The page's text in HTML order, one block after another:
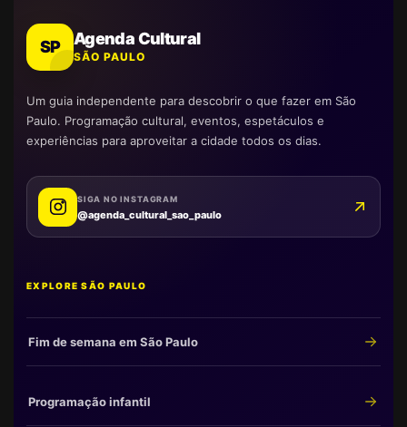
SP Agenda Cultural
SÃO PAULO
Um guia independente para descobrir o que fazer em São
Paulo. Programação cultural, eventos, espetáculos e
experiências para aproveitar a cidade todos os dias.
SIGA NO INSTAGRAM
@agenda_cultural_sao_paulo
EXPLORE SÃO PAULO
Fim de semana em São Paulo
Programação infantil